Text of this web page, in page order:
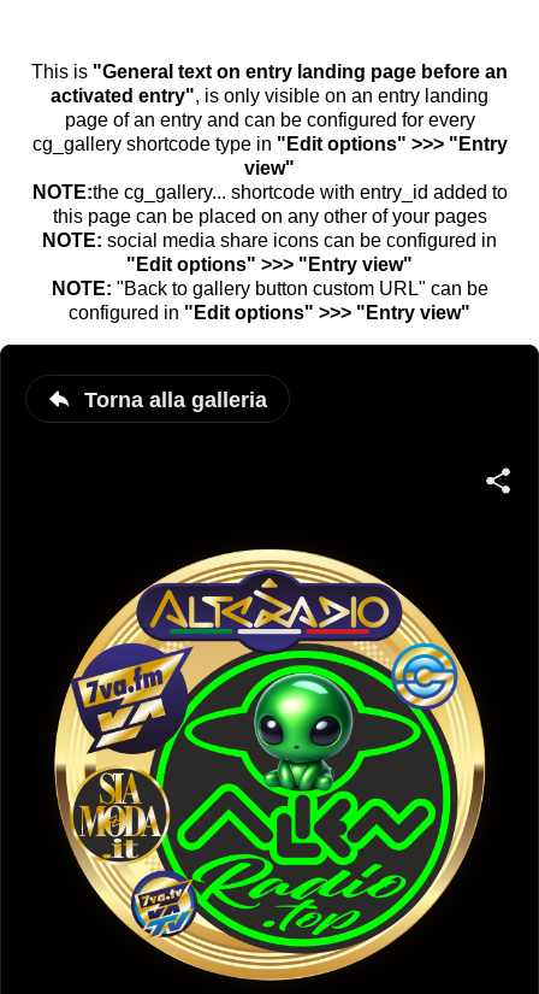
This is "General text on entry landing page before an
activated entry", is only visible on an entry landing
page of an entry and can be configured for every
cg_gallery shortcode type in "Edit options" >>> "Entry
view"
NOTE:the cg_gallery... shortcode with entry_id added to
this page can be placed on any other of your pages
NOTE: social media share icons can be configured in
"Edit options" >>> "Entry view"
NOTE: "Back to gallery button custom URL" can be
configured in "Edit options" >>> "Entry view"
Torna alla galleria